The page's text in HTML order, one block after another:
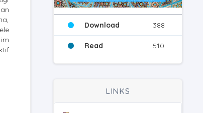
Download 388
Read 510
LINKS